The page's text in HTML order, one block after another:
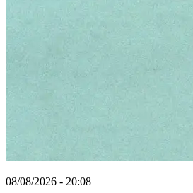
08/08/2026 - 20:08